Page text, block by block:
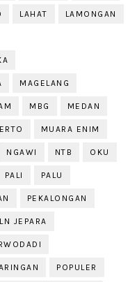
LAHAT LAMONGAN
MAGELANG
MBG MEDAN
MUARA ENIM
NGAWI NTB OKU
PALI PALU
PEKALONGAN
JEPARA
POPULER